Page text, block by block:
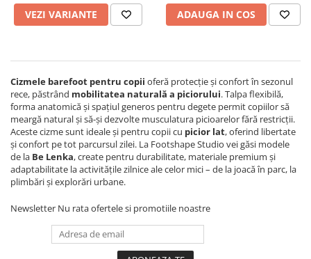
Șosete-pantofi
Reduceri
VEZI VARIANTE ADAUGA IN COS
Cizmele barefoot pentru copii oferă protecție și confort în sezonul
rece, păstrând mobilitatea naturală a piciorului. Talpa flexibilă,
forma anatomică și spațiul generos pentru degete permit copiilor să
meargă natural și să-și dezvolte musculatura picioarelor fără restricții.
Aceste cizme sunt ideale și pentru copii cu picior lat, oferind libertate
și confort pe tot parcursul zilei. La Footshape Studio vei găsi modele
de la Be Lenka, create pentru durabilitate, materiale premium și
adaptabilitate la activitățile zilnice ale celor mici – de la joacă în parc, la
plimbări și explorări urbane.
Newsletter Nu rata ofertele si promotiile noastre